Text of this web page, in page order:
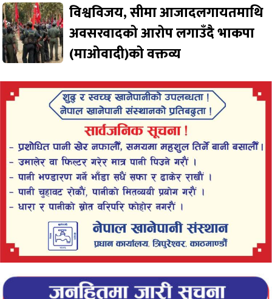
विश्वविजय, सीमा आजादलगायतमाथि
अवसरवादको आरोप लगाउँदै भाकपा
(माओवादी)को वक्तव्य